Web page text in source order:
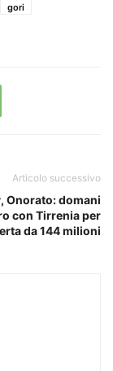
gori
Articolo successivo
Onorato: domani
con Tirrenia per
da 144 milioni